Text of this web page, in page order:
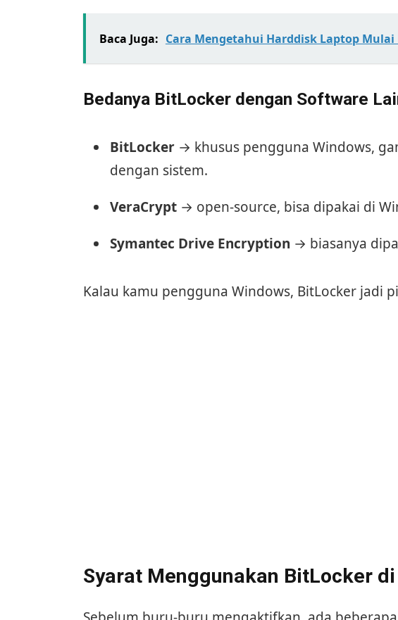
Baca Juga: Cara Mengetahui Harddisk Laptop Mulai
Bedanya BitLocker dengan Software
BitLocker→ khusus pengguna Windows,
dengan sistem.
VeraCrypt→ open-source, bisa dipakai di
Symantec Drive Encryption → biasanya
Kalau kamu pengguna Windows, BitLocker jadi
Syarat Menggunakan BitLocker